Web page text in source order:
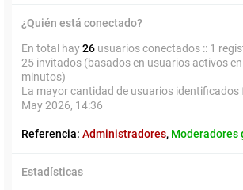
¿Quién está conectado?
En total hay26 usuarios conectados :: 1
25 invitados (basados en usuarios activos
minutos)
La mayor cantidad de usuarios identificados
May 2026, 14:36
Referencia: Administradores, Moderadores
Estadísticas